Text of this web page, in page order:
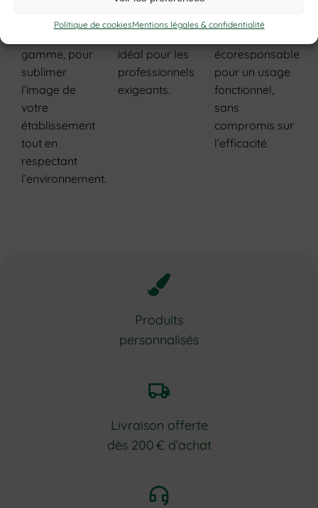
Politique de cookiesMentions légales & confidentialité
Une expérience
gamme, pour
sublimer
l’image de
votre
établissement
tout en
respectant
l’environnement.
confort et
idéal pour les
professionnels
exigeants.
Le choix
écoresponsable
pour un usage
fonctionnel,
sans
compromis sur
l’efficacité.
Produits
personnalisés
Livraison offerte
dès 200 € d’achat